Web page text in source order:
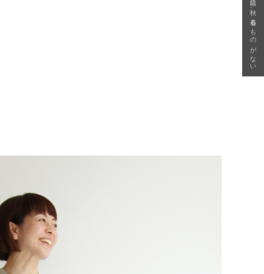
急に秋、着るものがない